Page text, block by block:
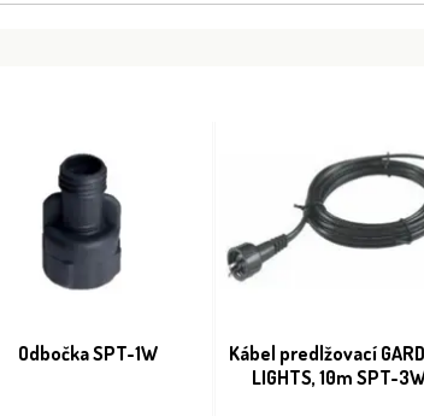
Odbočka SPT-1W
Kábel predlžovací
LIGHTS, 10m SPT-